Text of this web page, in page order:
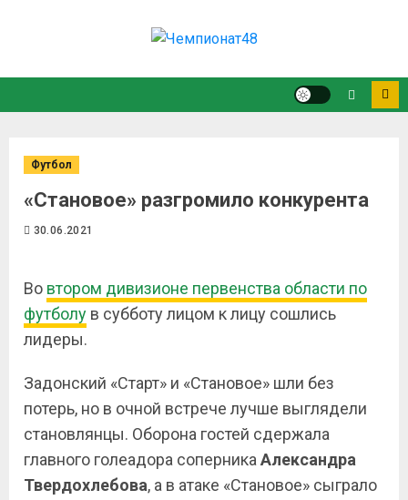
Футбол
«Становое» разгромило конкурента
30.06.2021
Во втором дивизионе первенства области по
футболу в субботу лицом к лицу сошлись
лидеры.
Задонский «Старт» и «Становое» шли без
потерь, но в очной встрече лучше выглядели
становлянцы. Оборона гостей сдержала
главного голеадора соперника Александра
Твердохлебова, а в атаке «Становое» сыграло